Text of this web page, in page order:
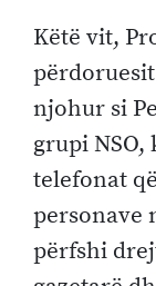
Këtë vit,
njohur si
grupi
telefonat
personave
përfshi